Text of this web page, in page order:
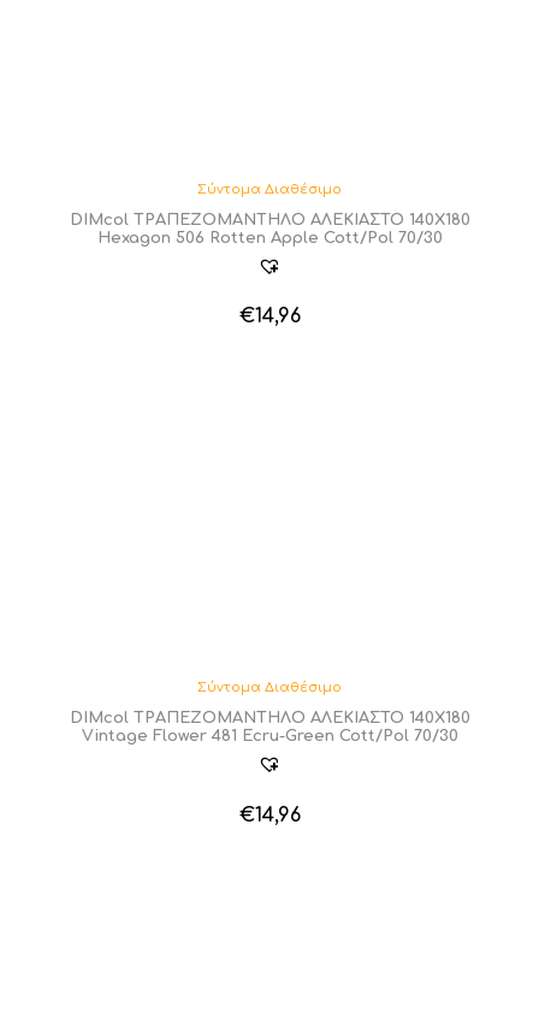
Σύντομα Διαθέσιμο
DIMcol ΤΡΑΠΕΖΟΜΑΝΤΗΛΟ ΑΛΕΚΙΑΣΤΟ 140X180
Hexagon 506 Rotten Apple Cott/Pol 70/30
€14,96
Σύντομα Διαθέσιμο
DIMcol ΤΡΑΠΕΖΟΜΑΝΤΗΛΟ ΑΛΕΚΙΑΣΤΟ 140X180
Vintage Flower 481 Ecru-Green Cott/Pol 70/30
€14,96